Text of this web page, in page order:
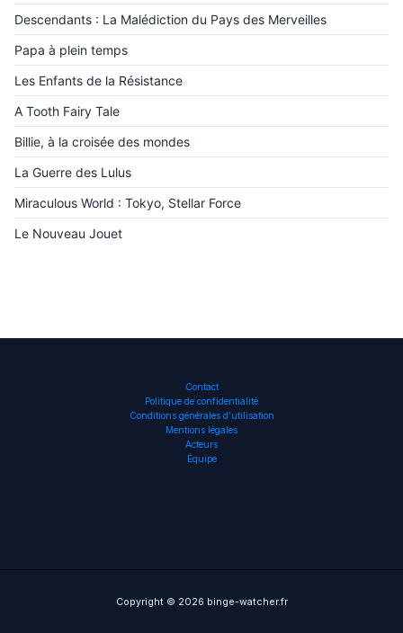
Descendants : La Malédiction du Pays des Merveilles
‎Papa à plein temps
Les Enfants de la Résistance
A Tooth Fairy Tale
Billie, à la croisée des mondes
La Guerre des Lulus
Miraculous World : Tokyo, Stellar Force
Le Nouveau Jouet
Contact
Politique de confidentialité
Conditions générales d’utilisation
Mentions légales
Acteurs
Équipe
Copyright © 2026 binge-watcher.fr